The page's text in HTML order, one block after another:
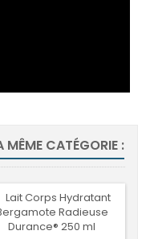
MÊME CATÉGORIE :